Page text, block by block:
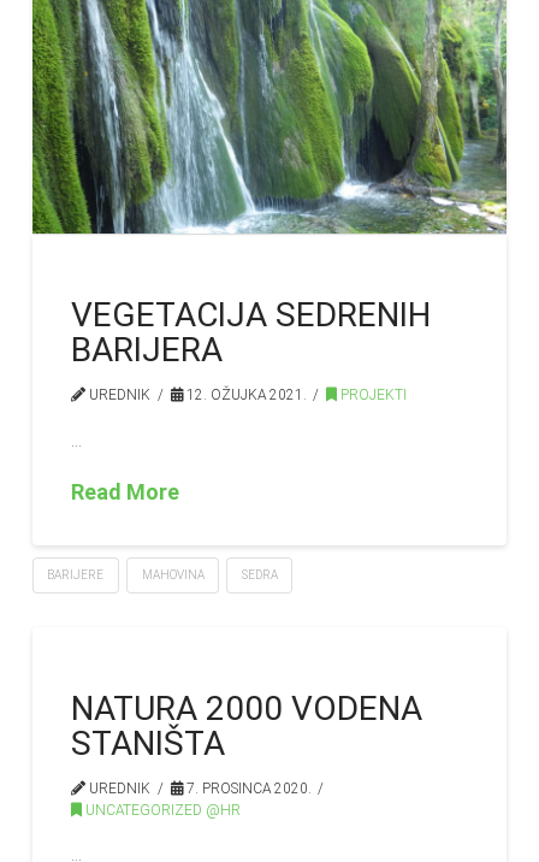
VEGETACIJA SEDRENIH
BARIJERA
UREDNIK 12. OŽUJKA 2021. PROJEKTI
Read More
BARIJERE MAHOVINA SEDRA
NATURA 2000 VODENA
STANIŠTA
UREDNIK
7. PROSINCA 2020.
UNCATEGORIZED @HR